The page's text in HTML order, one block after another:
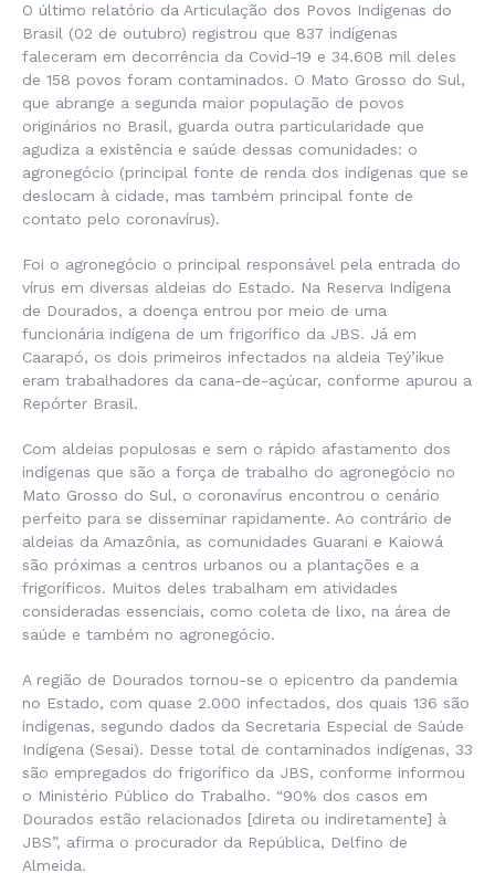
O último relatório da Articulação dos Povos Indígenas do
Brasil (02 de outubro) registrou que 837 indígenas
faleceram em decorrência da Covid-19 e 34.608 mil deles
de 158 povos foram contaminados. O Mato Grosso do Sul,
que abrange a segunda maior população de povos
originários no Brasil, guarda outra particularidade que
agudiza a existência e saúde dessas comunidades: o
agronegócio (principal fonte de renda dos indígenas que se
deslocam à cidade, mas também principal fonte de
contato pelo coronavírus).
Foi o agronegócio o principal responsável pela entrada do
vírus em diversas aldeias do Estado. Na Reserva Indígena
de Dourados, a doença entrou por meio de uma
funcionária indígena de um frigorífico da JBS. Já em
Caarapó, os dois primeiros infectados na aldeia Teý’ikue
eram trabalhadores da cana-de-açúcar, conforme apurou a
Repórter Brasil.
Com aldeias populosas e sem o rápido afastamento dos
indígenas que são a força de trabalho do agronegócio no
Mato Grosso do Sul, o coronavírus encontrou o cenário
perfeito para se disseminar rapidamente. Ao contrário de
aldeias da Amazônia, as comunidades Guarani e Kaiowá
são próximas a centros urbanos ou a plantações e a
frigoríficos. Muitos deles trabalham em atividades
consideradas essenciais, como coleta de lixo, na área de
saúde e também no agronegócio.
A região de Dourados tornou-se o epicentro da pandemia
no Estado, com quase 2.000 infectados, dos quais 136 são
indígenas, segundo dados da Secretaria Especial de Saúde
Indígena (Sesai). Desse total de contaminados indígenas, 33
são empregados do frigorífico da JBS, conforme informou
o Ministério Público do Trabalho. “90% dos casos em
Dourados estão relacionados [direta ou indiretamente] à
JBS”, afirma o procurador da República, Delfino de
Almeida.